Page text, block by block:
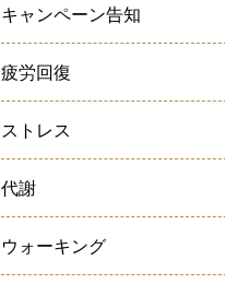
キャンペーン告知
疲労回復
ストレス
代謝
ウォーキング